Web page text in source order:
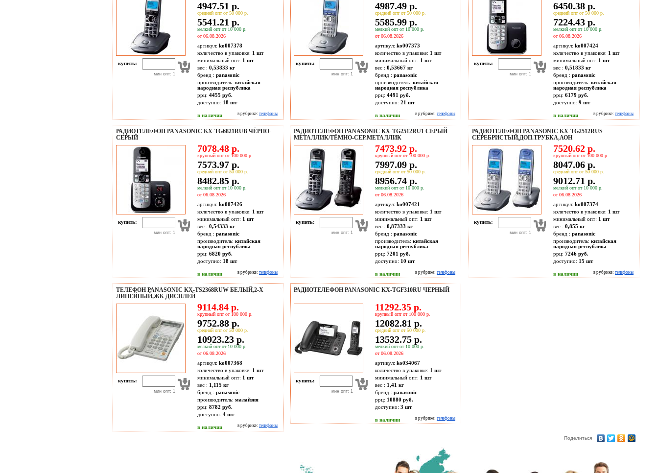
купить:
мин опт: 1
4947.51 р.
средний опт от 50 000 р.
5541.21 р.
мелкий опт от 10 000 р.
от 06.08.2026
артикул: ko007378
количество в упаковке: 1 шт
минимальный опт: 1 шт
вес : 0,53833 кг
бренд : panasonic
производитель: китайская
народная республика
ррц: 4455 руб.
доступно: 18 шт
в наличии в рубрике: телефоны
купить:
мин опт: 1
4987.49 р.
средний опт от 50 000 р.
5585.99 р.
мелкий опт от 10 000 р.
от 06.08.2026
артикул: ko007373
количество в упаковке: 1 шт
минимальный опт: 1 шт
вес : 0,53667 кг
бренд : panasonic
производитель: китайская
народная республика
ррц: 4491 руб.
доступно: 21 шт
в наличии в рубрике: телефоны
купить:
мин опт: 1
6450.38 р.
средний опт от 50 000 р.
7224.43 р.
мелкий опт от 10 000 р.
от 06.08.2026
артикул: ko007424
количество в упаковке: 1 шт
минимальный опт: 1 шт
вес : 0,51833 кг
бренд : panasonic
производитель: китайская
народная республика
ррц: 6179 руб.
доступно: 9 шт
в наличии в рубрике: телефоны
РАДИОТЕЛЕФОН PANASONIC KX-TG6821RUB ЧЁРНО-
СЕРЫЙ
купить:
мин опт: 1
7078.48 р.
крупный опт от 100 000 р.
7573.97 р.
средний опт от 50 000 р.
8482.85 р.
мелкий опт от 10 000 р.
от 06.08.2026
артикул: ko007426
количество в упаковке: 1 шт
минимальный опт: 1 шт
вес : 0,54333 кг
бренд : panasonic
производитель: китайская
народная республика
ррц: 6820 руб.
доступно: 18 шт
в наличии в рубрике: телефоны
РАДИОТЕЛЕФОН PANASONIC KX-TG2512RU1 СЕРЫЙ
МЕТАЛЛИК/ТЁМНО-СЕР.МЕТАЛЛИК
купить:
мин опт: 1
7473.92 р.
крупный опт от 100 000 р.
7997.09 р.
средний опт от 50 000 р.
8956.74 р.
мелкий опт от 10 000 р.
от 06.08.2026
артикул: ko007421
количество в упаковке: 1 шт
минимальный опт: 1 шт
вес : 0,87333 кг
бренд : panasonic
производитель: китайская
народная республика
ррц: 7201 руб.
доступно: 10 шт
в наличии в рубрике: телефоны
РАДИОТЕЛЕФОН PANASONIC KX-TG2512RUS
СЕРЕБРИСТЫЙ,ДОП.ТРУБКА,АОН
купить:
мин опт: 1
7520.62 р.
крупный опт от 100 000 р.
8047.06 р.
средний опт от 50 000 р.
9012.71 р.
мелкий опт от 10 000 р.
от 06.08.2026
артикул: ko007374
количество в упаковке: 1 шт
минимальный опт: 1 шт
вес : 0,855 кг
бренд : panasonic
производитель: китайская
народная республика
ррц: 7246 руб.
доступно: 15 шт
в наличии в рубрике: телефоны
ТЕЛЕФОН PANASONIC KX-TS2368RUW БЕЛЫЙ,2-Х
ЛИНЕЙНЫЙ,ЖК ДИСПЛЕЙ
купить:
мин опт: 1
9114.84 р.
крупный опт от 100 000 р.
9752.88 р.
средний опт от 50 000 р.
10923.23 р.
мелкий опт от 10 000 р.
от 06.08.2026
артикул: ko007368
количество в упаковке: 1 шт
минимальный опт: 1 шт
вес : 1,115 кг
бренд : panasonic
производитель: малайзия
ррц: 8782 руб.
доступно: 4 шт
в наличии в рубрике: телефоны
РАДИОТЕЛЕФОН PANASONIC KX-TGF310RU ЧЕРНЫЙ
купить:
мин опт: 1
11292.35 р.
крупный опт от 100 000 р.
12082.81 р.
средний опт от 50 000 р.
13532.75 р.
мелкий опт от 10 000 р.
от 06.08.2026
артикул: ko034067
количество в упаковке: 1 шт
минимальный опт: 1 шт
вес : 1,41 кг
бренд : panasonic
ррц: 10880 руб.
доступно: 3 шт
в наличии в рубрике: телефоны
Поделиться